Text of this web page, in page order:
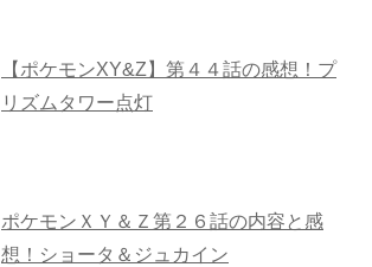
【ポケモンXY&Z】第４４話の感想！プ
リズムタワー点灯
ポケモンＸＹ＆Ｚ第２６話の内容と感
想！ショータ＆ジュカイン